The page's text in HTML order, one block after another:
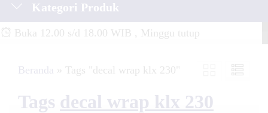
Kategori Produk
Buka 12.00 s/d 18.00 WIB , Minggu tutup
Beranda » Tags "decal wrap klx 230"
Tags decal wrap klx 230